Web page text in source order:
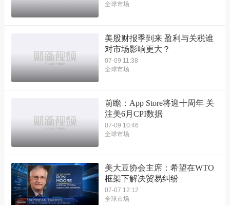
全球市场
美股财报季到来 盈利与关税谁
对市场影响更大？
07-09 11:38
全球市场
前瞻：App Store将迎十周年 关
注美6月CPI数据
07-09 10:46
全球市场
美大豆协会主席：希望在WTO
框架下解决贸易纠纷
07-07 12:12
全球市场